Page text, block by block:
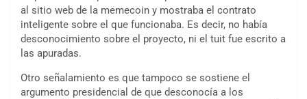
al sitio web de la memecoin y mostraba el contrato
inteligente sobre el que funcionaba. Es decir, no había
desconocimiento sobre el proyecto, ni el tuit fue escrito a
las apuradas.
Otro señalamiento es que tampoco se sostiene el
argumento presidencial de que desconocía a los